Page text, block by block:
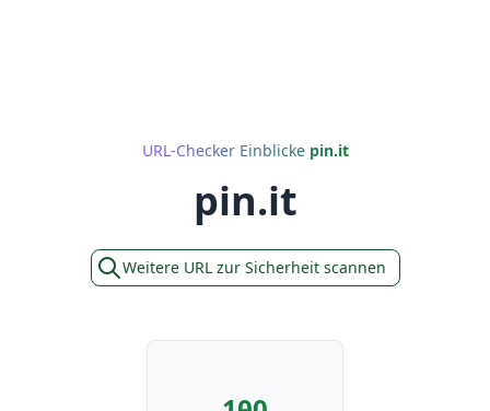
URL-Checker Einblicke pin.it
pin.it
Weitere URL zur Sicherheit scannen